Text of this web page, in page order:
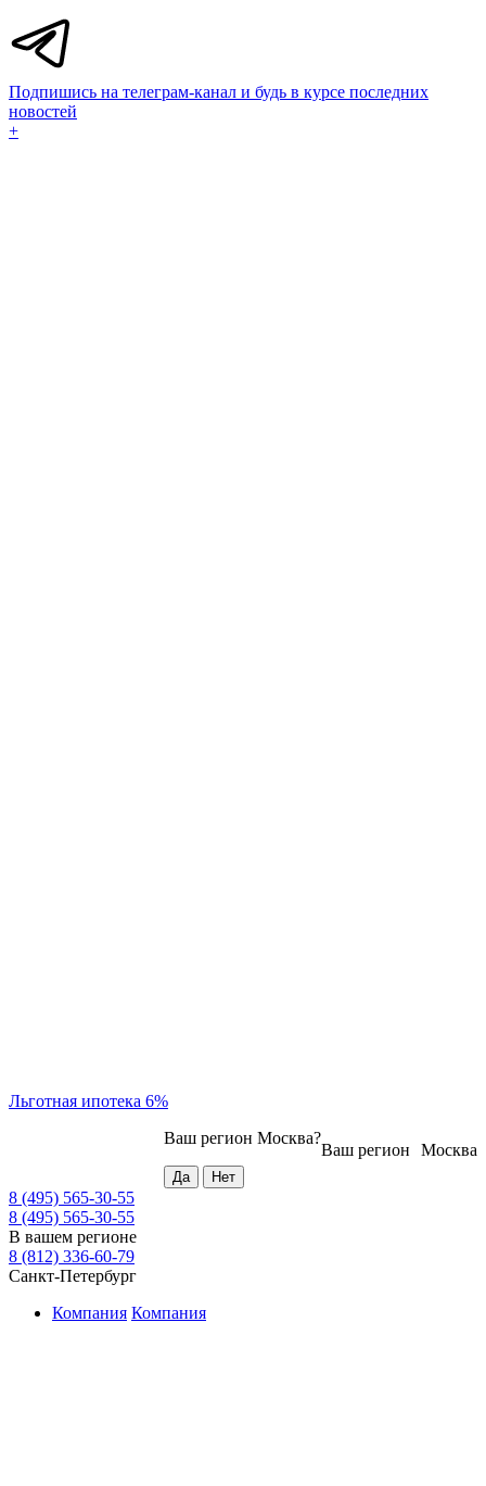
Подпишись на телеграм-канал и будь в курсе последних
новостей
+
Льготная ипотека 6%
Москва
Ваш регион
Ваш регион Москва?
8 (495) 565-30-55
8 (495) 565-30-55
В вашем регионе
8 (812) 336-60-79
Санкт-Петербург
Компания Компания